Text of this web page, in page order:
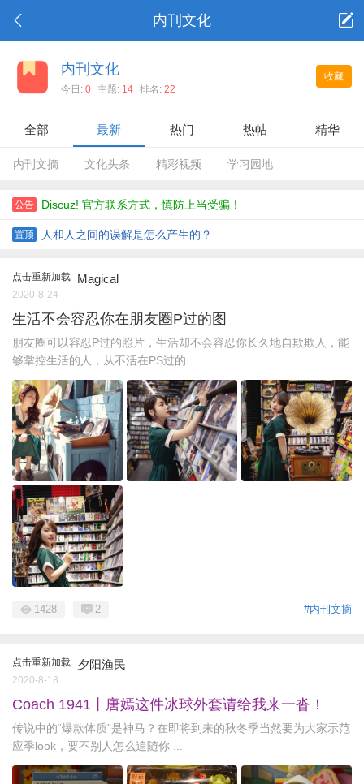
内刊文化
收藏
内刊文化
今日: 0 主题: 14 排名: 22
全部 最新 热门 热帖 精华
内刊文摘 文化头条 精彩视频 学习园地
公告 Discuz! 官方联系方式，慎防上当受骗！
置顶 人和人之间的误解是怎么产生的？
点击重新加载 Magical
2020-8-24
生活不会容忍你在朋友圈P过的图
朋友圈可以容忍P过的照片，生活却不会容忍你长久地自欺欺人，能
够掌控生活的人，从不活在PS过的 ...
#内刊文摘
1428 2
点击重新加载 夕阳渔民
2020-8-18
Coach 1941丨唐嫣这件冰球外套请给我来一沓！
传说中的“爆款体质”是神马？在即将到来的秋冬季当然要为大家示范
应季look，要不别人怎么追随你 ...